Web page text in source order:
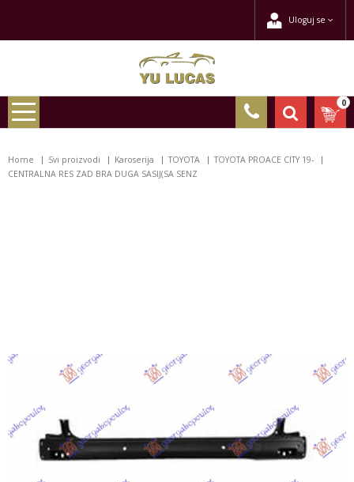
Uloguj se
0
Home Svi proizvodi Karoserija TOYOTA
TOYOTA PROACE CITY 19-
CENTRALNA RES ZAD BRA DUGA SASIJ(SA SENZ